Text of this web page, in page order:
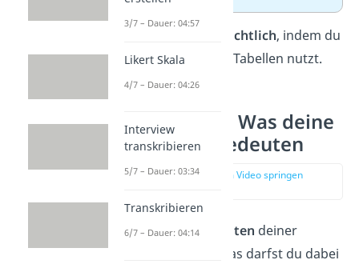
übersichtlich, indem du
Absätze, Listen oder Tabellen nutzt.
Diskussion — Was deine
Ergebnisse bedeuten
zur Stelle im Video springen
Nun geht es ans Deuten deiner
Ergebnisse — und das darfst du dabei
3/7 – Dauer: 04:57
Likert Skala
4/7 – Dauer: 04:26
Interview
transkribieren
5/7 – Dauer: 03:34
Transkribieren
6/7 – Dauer: 04:14